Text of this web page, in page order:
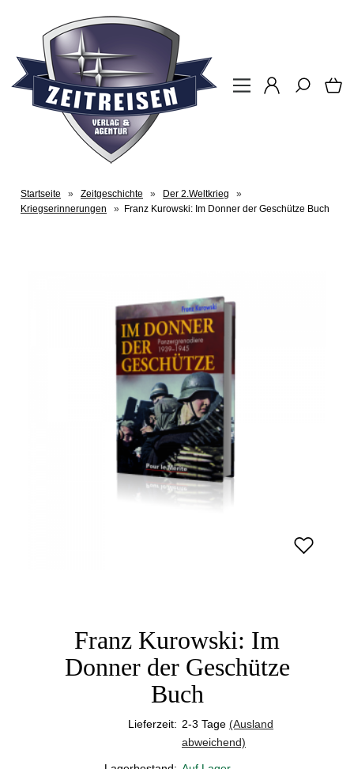
Startseite » Zeitgeschichte » Der 2.Weltkrieg
»
Kriegserinnerungen
» Franz Kurowski: Im Donner der Geschütze Buch
Franz Kurowski: Im
Donner der Geschütze
Buch
Lieferzeit: 2-3 Tage (Ausland
abweichend)